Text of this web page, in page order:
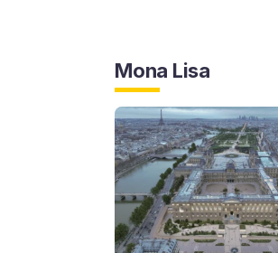
Mona Lisa